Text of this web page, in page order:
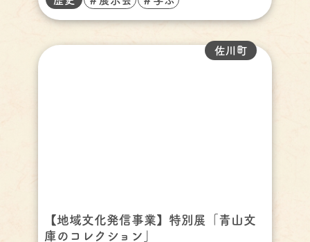
【地域文化発信事業】特別展「青山文
庫のコレクション」
佐川町